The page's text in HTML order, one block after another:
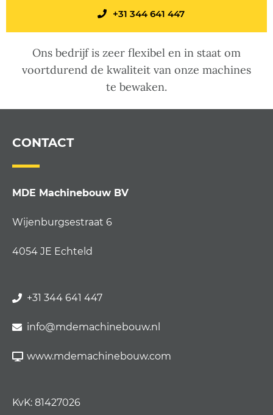
+31 344 641 447
Ons bedrijf is zeer flexibel en in staat om
voortdurend de kwaliteit van onze machines
te bewaken.
CONTACT
MDE Machinebouw BV
Wijenburgsestraat 6
4054 JE Echteld
+31 344 641 447
info@mdemachinebouw.nl
www.mdemachinebouw.com
KvK: 81427026